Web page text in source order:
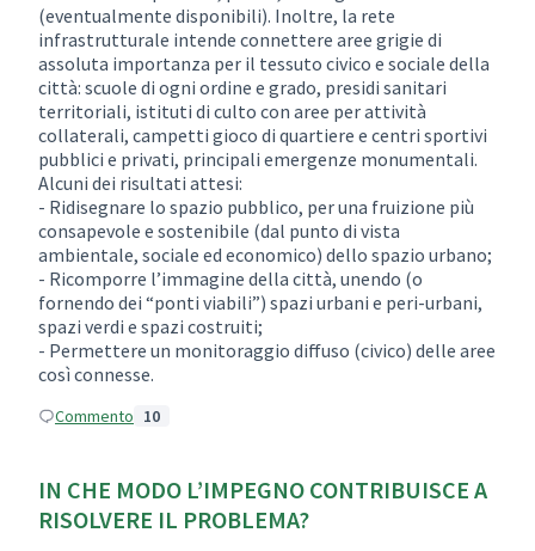
(eventualmente disponibili). Inoltre, la rete
infrastrutturale intende connettere aree grigie di
assoluta importanza per il tessuto civico e sociale della
città: scuole di ogni ordine e grado, presidi sanitari
territoriali, istituti di culto con aree per attività
collaterali, campetti gioco di quartiere e centri sportivi
pubblici e privati, principali emergenze monumentali.
Alcuni dei risultati attesi:
- Ridisegnare lo spazio pubblico, per una fruizione più
consapevole e sostenibile (dal punto di vista
ambientale, sociale ed economico) dello spazio urbano;
- Ricomporre l’immagine della città, unendo (o
fornendo dei “ponti viabili”) spazi urbani e peri-urbani,
spazi verdi e spazi costruiti;
- Permettere un monitoraggio diffuso (civico) delle aree
così connesse.
Commento 10
IN CHE MODO L’IMPEGNO CONTRIBUISCE A
RISOLVERE IL PROBLEMA?